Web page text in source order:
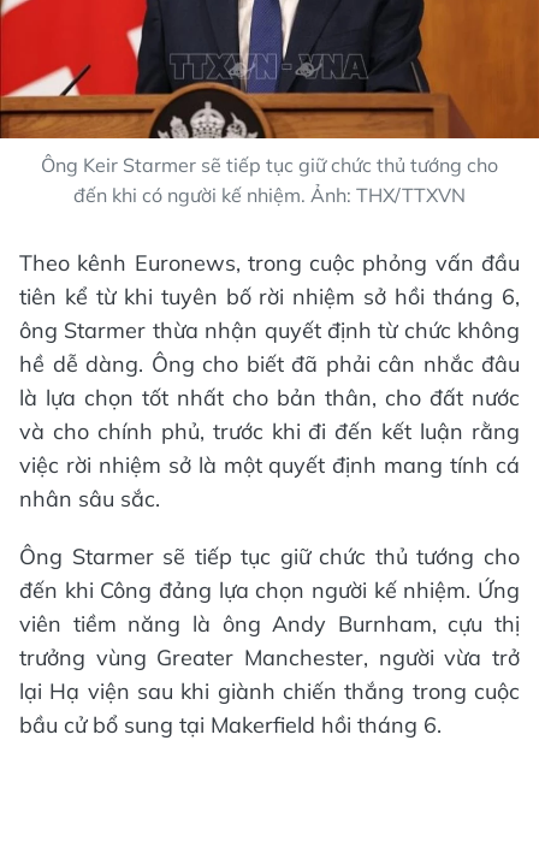
Ông Keir Starmer sẽ tiếp tục giữ chức thủ tướng cho
đến khi có người kế nhiệm. Ảnh: THX/TTXVN
Theo kênh Euronews, trong cuộc phỏng vấn đầu
tiên kể từ khi tuyên bố rời nhiệm sở hồi tháng 6,
ông Starmer thừa nhận quyết định từ chức không
hề dễ dàng. Ông cho biết đã phải cân nhắc đâu
là lựa chọn tốt nhất cho bản thân, cho đất nước
và cho chính phủ, trước khi đi đến kết luận rằng
việc rời nhiệm sở là một quyết định mang tính cá
nhân sâu sắc.
Ông Starmer sẽ tiếp tục giữ chức thủ tướng cho
đến khi Công đảng lựa chọn người kế nhiệm. Ứng
viên tiềm năng là ông Andy Burnham, cựu thị
trưởng vùng Greater Manchester, người vừa trở
lại Hạ viện sau khi giành chiến thắng trong cuộc
bầu cử bổ sung tại Makerfield hồi tháng 6.